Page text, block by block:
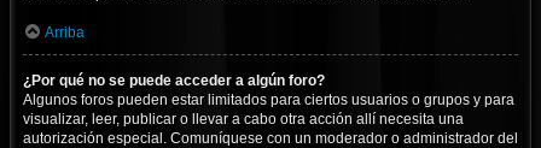
Arriba
¿Por qué no se puede acceder a algún foro?
Algunos foros pueden estar limitados para ciertos usuarios o grupos y para
visualizar, leer, publicar o llevar a cabo otra acción allí necesita una
autorización especial. Comuníquese con un moderador o administrador del